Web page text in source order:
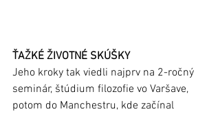
ŤAŽKÉ ŽIVOTNÉ SKÚŠKY
Jeho kroky tak viedli najprv na 2-ročný
seminár, štúdium filozofie vo Varšave,
potom do Manchestru, kde začínal